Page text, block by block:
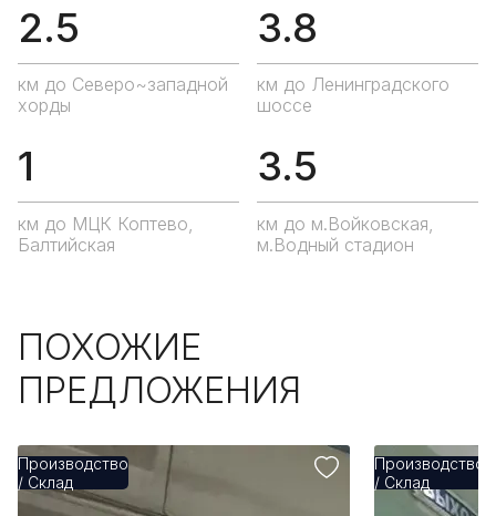
2.5
км до Северо~западной
хорды
3.8
км до Ленинградского
шоссе
1
км до МЦК Коптево,
Балтийская
3.5
км до м.Войковская,
м.Водный стадион
ПОХОЖИЕ
ПРЕДЛОЖЕНИЯ
Производство
/ Склад
Производство
/ Склад